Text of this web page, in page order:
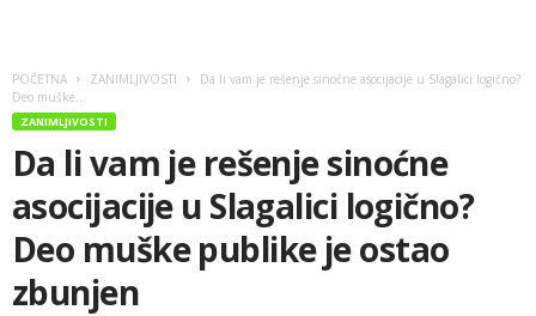
POČETNA ZANIMLJIVOSTI
Da li vam je rešenje sinoćne asocijacije u Slagalici logično?
Deo muške...
ZANIMLJIVOSTI
Da li vam je rešenje sinoćne
asocijacije u Slagalici logično?
Deo muške publike je ostao
zbunjen